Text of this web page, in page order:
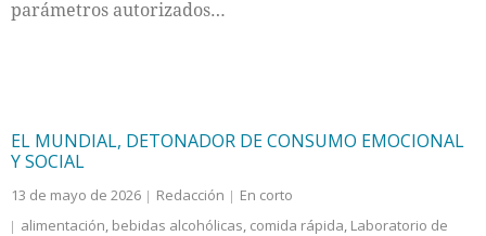
parámetros autorizados…
EL MUNDIAL, DETONADOR DE CONSUMO EMOCIONAL
Y SOCIAL
13 de mayo de 2026 Redacción
En corto
alimentación, bebidas alcohólicas, comida rápida, Laboratorio de